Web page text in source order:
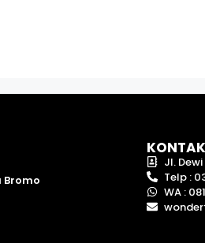
Bromo
KONTAK
Jl.
Telp :
WA :